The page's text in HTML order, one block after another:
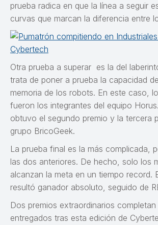
prueba radica en que la línea a seguir
curvas que marcan la diferencia entre
Otra prueba a superar es la del
trata de poner a prueba la capacidad
memoria de los robots. En este caso,
fueron los integrantes del equipo
obtuvo el segundo premio y la tercera
grupo BricoGeek.
La prueba final es la más complicada,
las dos anteriores. De hecho, solo los
alcanzan la meta en un tiempo record.
resultó ganador absoluto, seguido de
Dos premios extraordinarios
entregados tras esta edición de